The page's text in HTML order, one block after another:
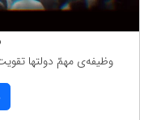
وظیفه‌ی مهمّ دولتها